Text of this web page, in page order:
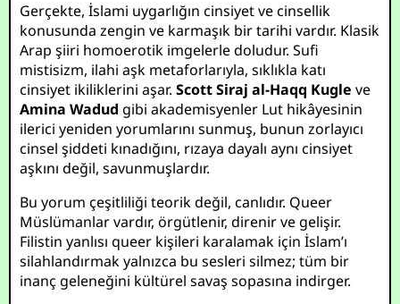
Gerçekte, İslami uygarlığın cinsiyet ve cinsellik
konusunda zengin ve karmaşık bir tarihi vardır. Klasik
Arap şiiri homoerotik imgelerle doludur. Sufi
mistisizm, ilahi aşk metaforlarıyla, sıklıkla katı
cinsiyet ikiliklerini aşar.Scott Siraj al-Haqq Kugle ve
Amina Wadud gibi akademisyenler Lut hikâyesinin
ilerici yeniden yorumlarını sunmuş, bunun zorlayıcı
cinsel şiddeti kınadığını, rızaya dayalı aynı cinsiyet
aşkını değil, savunmuşlardır.
Bu yorum çeşitliliği teorik değil, canlıdır. Queer
Müslümanlar vardır, örgütlenir, direnir ve gelişir.
Filistin yanlısı queer kişileri karalamak için İslam’ı
silahlandırmak yalnızca bu sesleri silmez; tüm bir
inanç geleneğini kültürel savaş sopasına indirger.